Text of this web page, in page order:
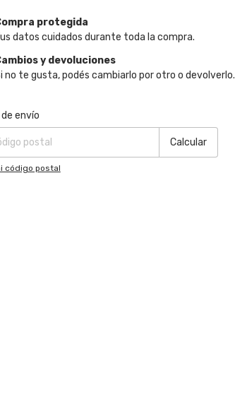
protegida
datos cuidados durante toda la compra.
y devoluciones
no te gusta, podés cambiarlo por otro o devolverlo.
para el CP:
de envío
Calcular
código postal